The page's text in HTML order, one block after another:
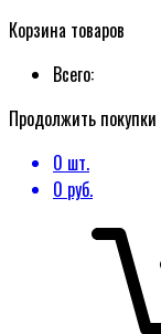
Корзина товаров
Всего:
Продолжить покупки
0 шт.
0 руб.